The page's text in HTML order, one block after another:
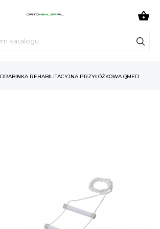

DRABINKA REHABILITACYJNA PRZYŁÓŻKOWA QMED